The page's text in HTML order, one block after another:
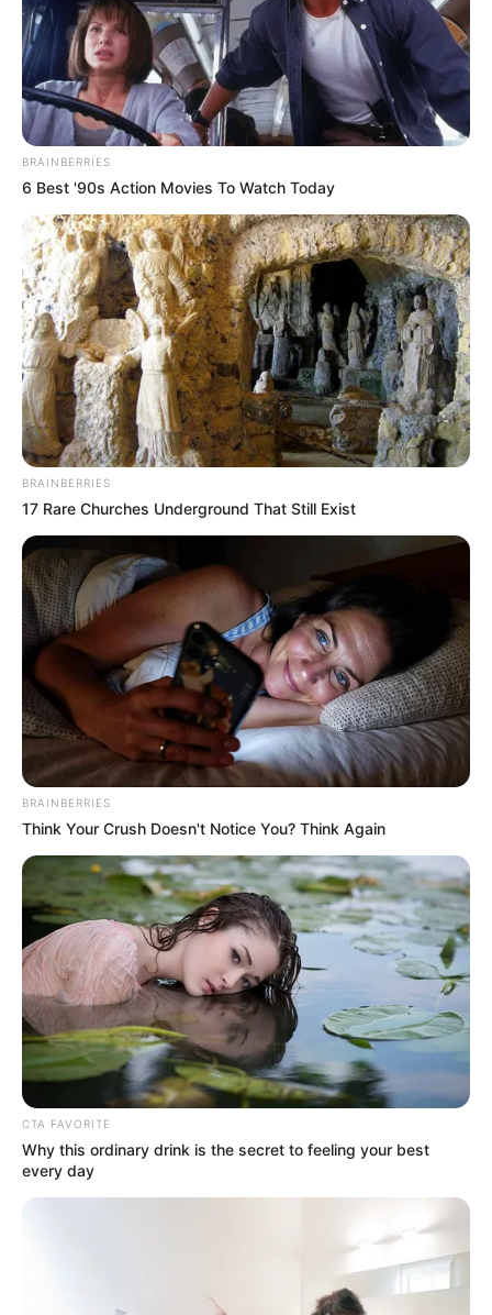
Revitalização das estradas rurais
em Paraguaçu beneficia
comunidades de Cabiúna e Água
do Barreiro
Décadas de espera chegam ao fim com obras de melhoria
na infraestrutura local
Fonte: Da Redação | Prefeitura Municipal de
Paraguaçu Paulista
MELHORIAS NA ESTRADA
BRAINBERRIES
6 Best '90s Action Movies To Watch Today
BRAINBERRIES
17 Rare Churches Underground That Still Exist
BRAINBERRIES
Think Your Crush Doesn't Notice You? Think Again
CTA FAVORITE
Why this ordinary drink is the secret to feeling your best
every day